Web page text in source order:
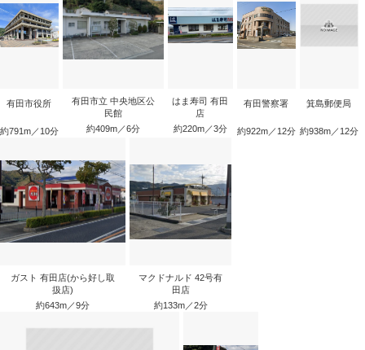
有田市役所
約791m／10分
有田市立 中央地区公
民館
約409m／6分
はま寿司 有田
店
約220m／3分
有田警察署
約922m／12分
箕島郵便局
約938m／12分
ガスト 有田店(から好し取
扱店)
約643m／9分
マクドナルド 42号有
田店
約133m／2分